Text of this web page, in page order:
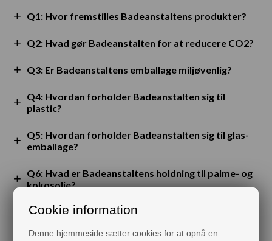
Cookie information
Denne hjemmeside sætter cookies for at opnå en
Q1: Hvor fremstilles Badeanstaltens produkter?
Q2: Hvad gør Badeanstalten for at reducere CO2?
Q3: Er Badeanstaltens emballage miljøvenlig?
Q4: Hvordan forholder Badeanstalten sig til
plastic?
Q5: Hvordan forholder Badeanstalten sig til glas-
emballage?
Q6: Hvad er Badeanstaltens holdning til palme- og
kokosolie?
Q7: Kan Badeanstaltens produkter give